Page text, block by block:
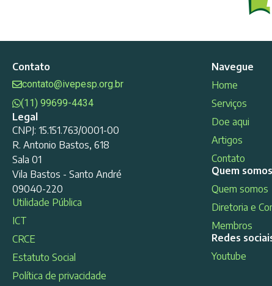
Contato
contato@ivepesp.org.br
(11) 99699-4434
Legal
CNPJ: 15.151.763/0001-00
R. Antonio Bastos, 618
Sala 01
Vila Bastos - Santo André
09040-220
Utilidade Pública
ICT
CRCE
Estatuto Social
Política de privacidade
Navegue
Home
Serviços
Doe aqui
Artigos
Contato
Quem somos
Quem somos
Diretoria e
Membros
Redes
Youtube